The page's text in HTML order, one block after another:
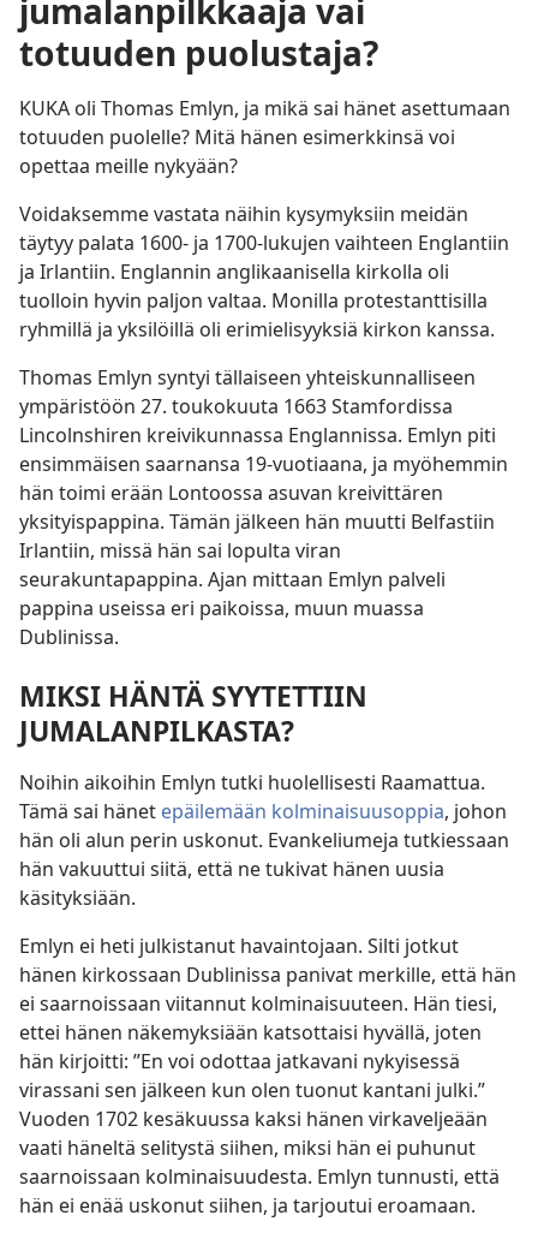
jumalanpilkkaaja vai
totuuden puolustaja?
KUKA oli Thomas Emlyn, ja mikä sai hänet asettumaan
totuuden puolelle? Mitä hänen esimerkkinsä voi
opettaa meille nykyään?
Voidaksemme vastata näihin kysymyksiin meidän
täytyy palata 1600- ja 1700-lukujen vaihteen Englantiin
ja Irlantiin. Englannin anglikaanisella kirkolla oli
tuolloin hyvin paljon valtaa. Monilla protestanttisilla
ryhmillä ja yksilöillä oli erimielisyyksiä kirkon kanssa.
Thomas Emlyn syntyi tällaiseen yhteiskunnalliseen
ympäristöön 27. toukokuuta 1663 Stamfordissa
Lincolnshiren kreivikunnassa Englannissa. Emlyn piti
ensimmäisen saarnansa 19-vuotiaana, ja myöhemmin
hän toimi erään Lontoossa asuvan kreivittären
yksityispappina. Tämän jälkeen hän muutti Belfastiin
Irlantiin, missä hän sai lopulta viran
seurakuntapappina. Ajan mittaan Emlyn palveli
pappina useissa eri paikoissa, muun muassa
Dublinissa.
MIKSI HÄNTÄ SYYTETTIIN
JUMALANPILKASTA?
Noihin aikoihin Emlyn tutki huolellisesti Raamattua.
Tämä sai hänet epäilemään kolminaisuusoppia, johon
hän oli alun perin uskonut. Evankeliumeja tutkiessaan
hän vakuuttui siitä, että ne tukivat hänen uusia
käsityksiään.
Emlyn ei heti julkistanut havaintojaan. Silti jotkut
hänen kirkossaan Dublinissa panivat merkille, että hän
ei saarnoissaan viitannut kolminaisuuteen. Hän tiesi,
ettei hänen näkemyksiään katsottaisi hyvällä, joten
hän kirjoitti: ”En voi odottaa jatkavani nykyisessä
virassani sen jälkeen kun olen tuonut kantani julki.”
Vuoden 1702 kesäkuussa kaksi hänen virkaveljeään
vaati häneltä selitystä siihen, miksi hän ei puhunut
saarnoissaan kolminaisuudesta. Emlyn tunnusti, että
hän ei enää uskonut siihen, ja tarjoutui eroamaan.